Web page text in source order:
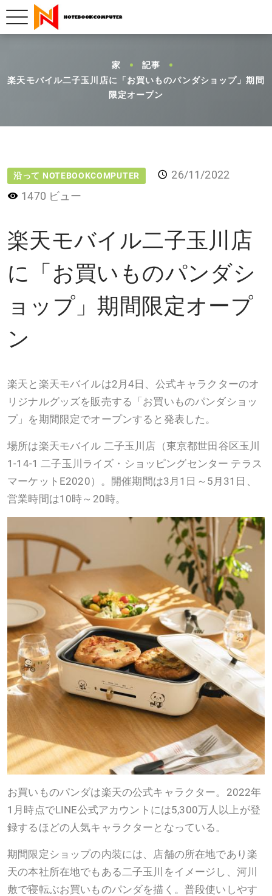
家
記事
楽天モバイル二子玉川店に「お買いものパンダショップ」期間
限定オープン
沿って NOTEBOOKCOMPUTER
26/11/2022
1470 ビュー
楽天モバイル二子玉川店
に「お買いものパンダシ
ョップ」期間限定オープ
ン
楽天と楽天モバイルは2月4日、公式キャラクターのオ
リジナルグッズを販売する「お買いものパンダショッ
プ」を期間限定でオープンすると発表した。
場所は楽天モバイル 二子玉川店（東京都世田谷区玉川
1-14-1 二子玉川ライズ・ショッピングセンター テラス
マーケットE2020）。開催期間は3月1日～5月31日、
営業時間は10時～20時。
お買いものパンダは楽天の公式キャラクター。2022年
1月時点でLINE公式アカウントには5,300万人以上が登
録するほどの人気キャラクターとなっている。
期間限定ショップの内装には、店舗の所在地であり楽
天の本社所在地でもある二子玉川をイメージし、河川
敷で寝転ぶお買いものパンダを描く。普段使いしやす